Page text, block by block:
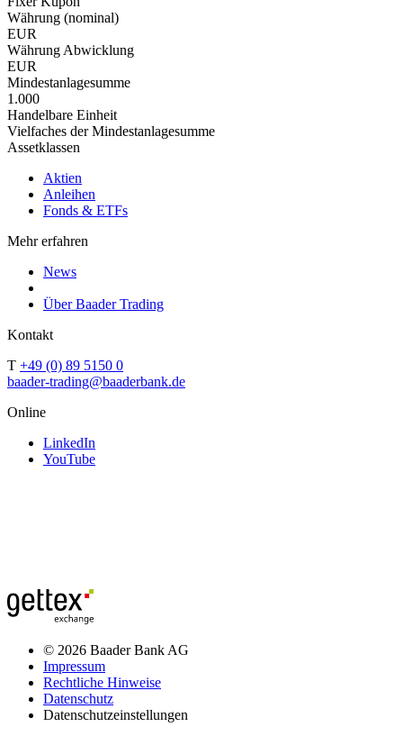
Währung (nominal)
EUR
Währung Abwicklung
EUR
Mindestanlagesumme
1.000
Handelbare Einheit
Vielfaches der Mindestanlagesumme
Assetklassen
Aktien
Anleihen
Fonds & ETFs
Mehr erfahren
News
Über Baader Trading
Kontakt
T +49 (0) 89 5150 0
baader-trading@baaderbank.de
Online
LinkedIn
YouTube
© 2026 Baader Bank AG
Impressum
Rechtliche Hinweise
Datenschutz
Datenschutzeinstellungen